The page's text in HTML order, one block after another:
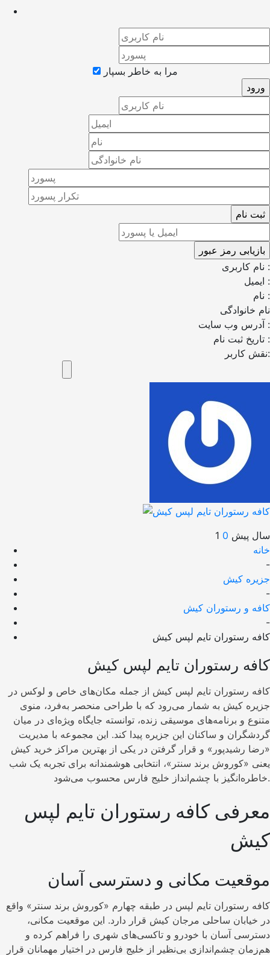
مرا به خاطر بسپار
نام کاربری :
ایمیل :
نام :
نام خانوادگی
آدرس وب سایت :
تاریخ ثبت نام :
نقش کاربر:
1 سال پیش 0
خانه
-
جزیره کیش
-
کافه و رستوران کیش
-
کافه رستوران تایم لپس کیش
کافه رستوران تایم لپس کیش
کافه رستوران تایم لپس کیش از جمله مکان‌های خاص و لوکس در
جزیره کیش به شمار می‌رود که با طراحی منحصر به‌فرد، منوی
متنوع و برنامه‌های موسیقی زنده، توانسته جایگاه ویژه‌ای در میان
گردشگران و ساکنان این جزیره پیدا کند. این مجموعه با مدیریت
«رضا رشیدپور» و قرار گرفتن در یکی از بهترین مراکز خرید کیش
یعنی «کوروش برند سنتر»، انتخابی هوشمندانه برای تجربه یک شب
خاطره‌انگیز با چشم‌انداز خلیج فارس محسوب می‌شود.
معرفی کافه رستوران تایم لپس
کیش
موقعیت مکانی و دسترسی آسان
کافه رستوران تایم لپس در طبقه چهارم «کوروش برند سنتر» واقع
در خیابان ساحلی مرجان کیش قرار دارد. این موقعیت مکانی،
دسترسی آسان با خودرو و تاکسی‌های شهری را فراهم کرده و
هم‌زمان چشم‌اندازی بی‌نظیر از خلیج فارس در اختیار مهمانان قرار